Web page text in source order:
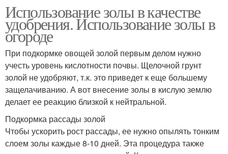
Использование золы в качестве
удобрения. Использование золы в
огороде
При подкормке овощей золой первым делом нужно
учесть уровень кислотности почвы. Щелочной грунт
золой не удобряют, т.к. это приведет к еще большему
защелачиванию. А вот внесение золы в кислую землю
делает ее реакцию близкой к нейтральной.
Подкормка рассады золой
Чтобы ускорить рост рассады, ее нужно опылять тонким
слоем золы каждые 8-10 дней. Эта процедура также